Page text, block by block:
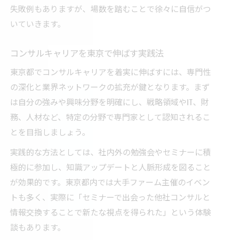
失敗例もありますが、場数を踏むことで徐々に自信がつ
いていきます。
コンサルキャリアを東京で伸ばす実践法
東京都でコンサルキャリアを着実に伸ばすには、専門性
の深化と業界ネットワークの拡充が鍵となります。まず
は自分の強みや興味分野を明確にし、戦略領域やIT、財
務、人材など、特定の分野で専門家として認知されるこ
とを目指しましょう。
実践的な方法としては、社内外の勉強会やセミナーに積
極的に参加し、知識アップデートと人脈形成を図ること
が効果的です。東京都内では大手ファーム主催のイベン
トも多く、実際に「セミナーで出会った他社コンサルと
情報交換することで新たな視点を得られた」という体験
談もあります。